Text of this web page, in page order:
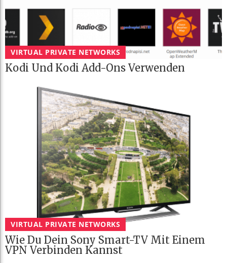
VIRTUAL PRIVATE NETWORKS
Kodi Und Kodi Add-Ons Verwenden
VIRTUAL PRIVATE NETWORKS
Wie Du Dein Sony Smart-TV Mit Einem
VPN Verbinden Kannst